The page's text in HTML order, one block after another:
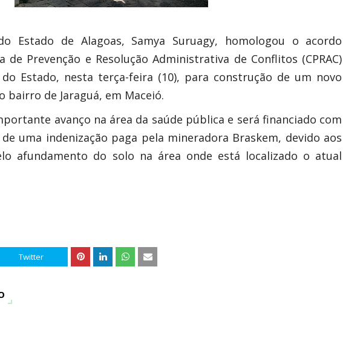
Estado de Alagoas, Samya Suruagy, homologou o acordo
de Prevenção e Resolução Administrativa de Conflitos (CPRAC)
Estado, nesta terça-feira (10), para construção de um novo
de Jaraguá, em Maceió.
avanço na área da saúde pública e será financiado com
uma indenização paga pela mineradora Braskem, devido aos
afundamento do solo na área onde está localizado o atual
Twitter